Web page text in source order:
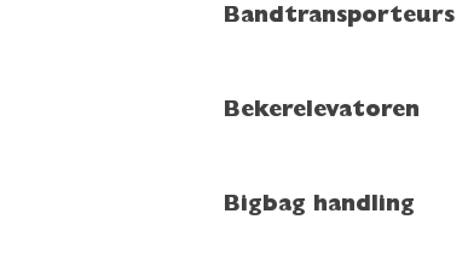
Bandtransporteurs
Bekerelevatoren
Bigbag handling